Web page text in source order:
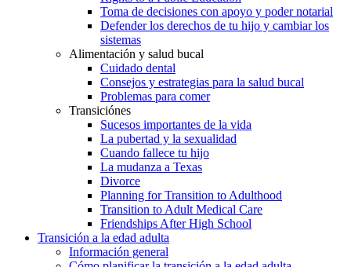
Toma de decisiones con apoyo y poder notarial
Defender los derechos de tu hijo y cambiar los
sistemas
Alimentación y salud bucal
Cuidado dental
Consejos y estrategias para la salud bucal
Problemas para comer
Transiciónes
Sucesos importantes de la vida
La pubertad y la sexualidad
Cuando fallece tu hijo
La mudanza a Texas
Divorce
Planning for Transition to Adulthood
Transition to Adult Medical Care
Friendships After High School
Transición a la edad adulta
Información general